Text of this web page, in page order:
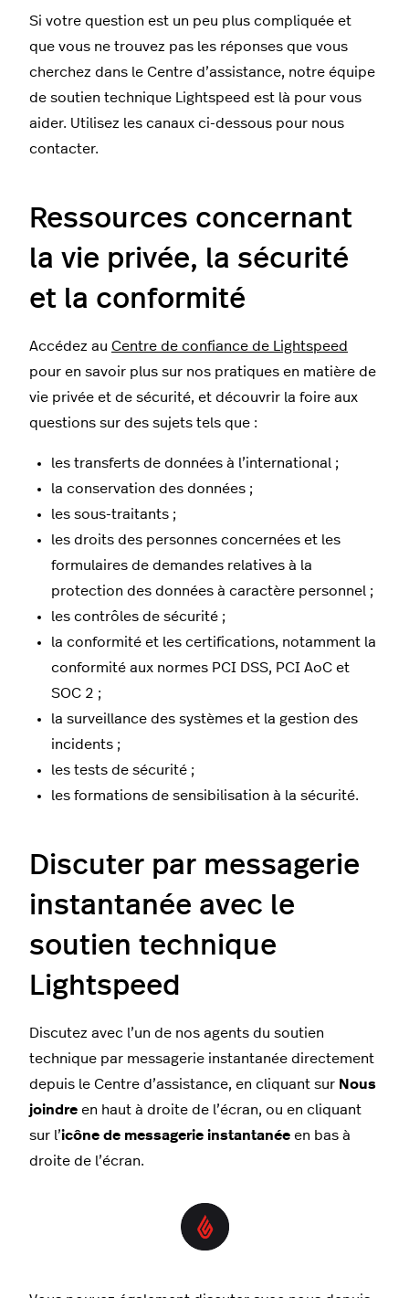
Si votre question est un peu plus compliquée et
que vous ne trouvez pas les réponses que vous
cherchez dans le Centre d’assistance, notre équipe
de soutien technique Lightspeed est là pour vous
aider. Utilisez les canaux ci-dessous pour nous
contacter.
Ressources concernant
la vie privée, la sécurité
et la conformité
Accédez au Centre de confiance de Lightspeed
pour en savoir plus sur nos pratiques en matière de
vie privée et de sécurité, et découvrir la foire aux
questions sur des sujets tels que :
les transferts de données à l’international ;
la conservation des données ;
les sous-traitants ;
les droits des personnes concernées et les
formulaires de demandes relatives à la
protection des données à caractère personnel ;
les contrôles de sécurité ;
la conformité et les certifications, notamment la
conformité aux normes PCI DSS, PCI AoC et
SOC 2 ;
la surveillance des systèmes et la gestion des
incidents ;
les tests de sécurité ;
les formations de sensibilisation à la sécurité.
Discuter par messagerie
instantanée avec le
soutien technique
Lightspeed
Discutez avec l’un de nos agents du soutien
technique par messagerie instantanée directement
depuis le Centre d’assistance, en cliquant sur Nous
joindre en haut à droite de l’écran, ou en cliquant
sur l’icône de messagerie instantanée en bas à
droite de l’écran.